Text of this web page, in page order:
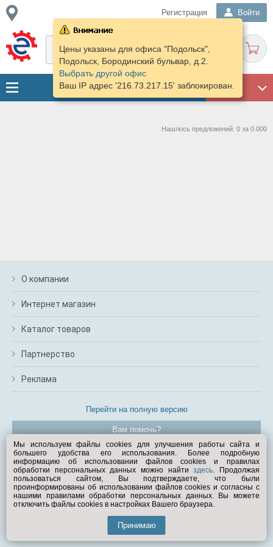
Регистрация Войти
ГАРАЖ
Цены указаны для офиса "Подольск",
Подольск, Бородинский бульвар, д.2.
Выбрать другой офис
Ваш IP адрес '216.73.217.15' заблокирован.
Нашлось предложений: 0 за 0.000
О компании
Интернет магазин
Каталог товаров
Партнерство
Реклама
Перейти на полную версию
Вам помочь?
© Exist.ru 1998—2026
Мы используем файлы cookies для улучшения работы сайта и
большего удобства его использования. Более подробную
информацию об использовании файлов cookies и правилах
обработки персональных данных можно найтиздесь. Продолжая
пользоваться сайтом, Вы подтверждаете, что были
проинформированы об использовании файлов cookies и согласны с
нашими правилами обработки персональных данных. Вы можете
отключить файлы cookies в настройках Вашего браузера.
Принимаю